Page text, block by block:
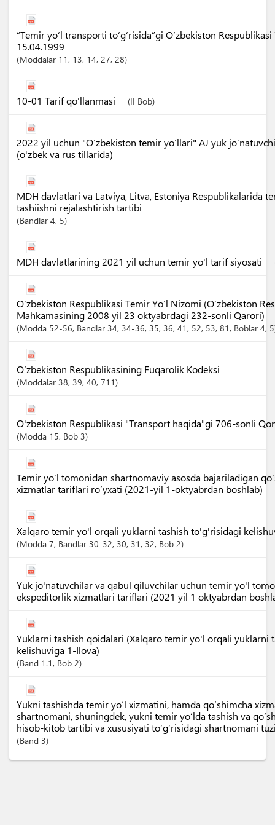
“Temir yo‘l transporti to‘g‘risida”gi O‘zbekiston
15.04.1999
Moddalar 11 , 13, 14, 27, 28
10-01 Tarif qo'llanmasi (II Bob)
2022 yil uchun "O‘zbekiston temir yo‘llari" AJ yuk
(o'zbek va rus tillarida)
MDH davlatlari va Latviya, Litva, Estoniya Respublikalarida
tashiishni rejalashtirish tartibi
Bandlar 4, 5
MDH davlatlarining 2021 yil uchun temir yo'l tarif siyosati
O‘zbekiston Respublikasi Temir Yo‘l Nizomi (O‘zbekiston
Mahkamasining 2008 yil 23 oktyabrdagi 232-sonli Qarori)
Modda 52-56, Bandlar 34, 34-36, 35, 36, 41 , 52, 53, 81 , Boblar 4, 5
O‘zbekiston Respublikasining Fuqarolik Kodeksi
Moddalar 38, 39, 40, 711
O'zbekiston Respublikasi "Transport haqida"gi 706-sonli
Modda 15, Bob 3
Temir yo‘l tomonidan shartnomaviy asosda bajariladigan
xizmatlar tariflari ro‘yxati (2021-yil 1-oktyabrdan boshlab)
Xalqaro temir yo'l orqali yuklarni tashish to'g'risidagi
Modda 7, Bandlar 30-32, 30, 31 , 32, Bob 2
Yuk jo'natuvchilar va qabul qiluvchilar uchun temir yo'l
ekspeditorlik xizmatlari tariflari (2021 yil 1 oktyabrdan
Yuklarni tashish qoidalari (Xalqaro temir yo'l orqali yuklarni
kelishuviga 1-Ilova)
Band 1.1 , Bob 2
Yukni tashishda temir yo‘l xizmatini, hamda qo‘shimcha
shartnomani, shuningdek, yukni temir yo‘lda tashish va
hisob-kitob tartibi va xususiyati to‘g‘risidagi shartnomani
Band 3